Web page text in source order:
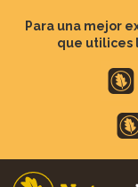
contenido
Para una mejor
que utilices